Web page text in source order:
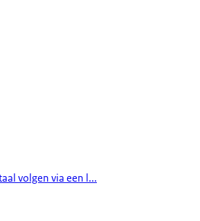
volgen via een l...